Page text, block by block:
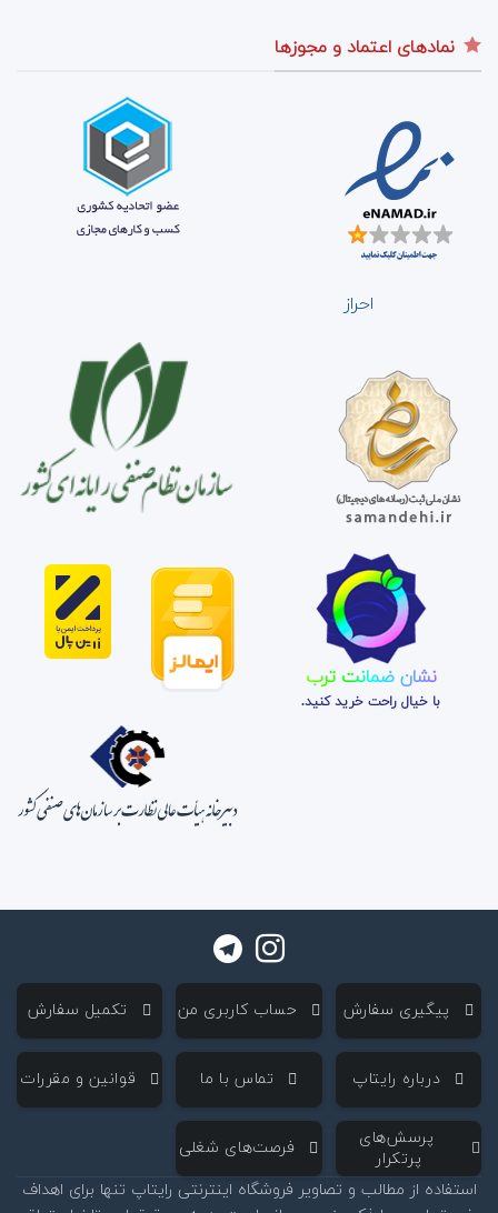
نمادهای اعتماد و مجوزها
احراز
نشان ضمانت ترب
با خیال راحت خرید کنید.
‌ پیگیری سفارش ‌ حساب کاربری من ‌ تکمیل سفارش
‌ درباره رایتاپ ‌ تماس با ما ‌ قوانین و مقررات
‌ پرسش‌های
پرتکرار
‌ فرصت‌های شغلی
استفاده از مطالب و تصاویر فروشگاه اینترنتی رایتاپ تنها برای اهداف